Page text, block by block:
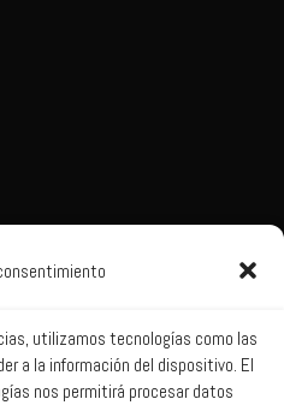
utilizamos tecnologías como las
a la información del dispositivo. El
nos permitirá procesar datos
Información